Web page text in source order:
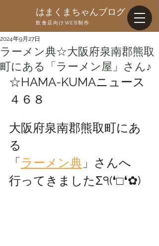
はまくまちゃんブログ
飲食店向けWEB制作
ラーメン典☆大阪府泉南郡熊取
町にある「ラーメン屋」さん♪
2024年9月27日
☆HAMA-KUMAニュース
４６８
大阪府泉南郡熊取町にあ
る
「ラーメン典 」さんへ
行ってきましたΣ੧(❛□❛✿)